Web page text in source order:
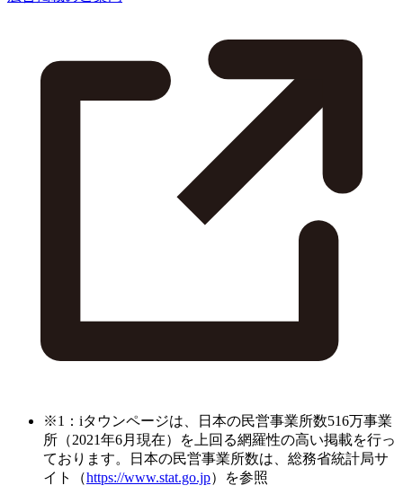
※1：iタウンページは、日本の民営事業所数516万事業
所（2021年6月現在）を上回る網羅性の高い掲載を行っ
ております。日本の民営事業所数は、総務省統計局サ
イト（https://www.stat.go.jp）を参照